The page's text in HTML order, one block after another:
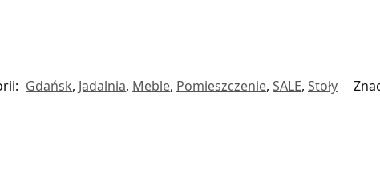
Gdańsk, Jadalnia, Meble, Pomieszczenie, SALE, Stoły